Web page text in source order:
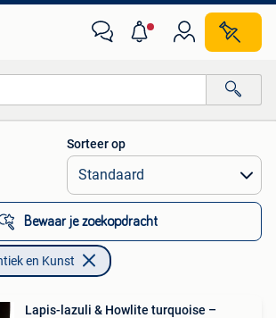
Alle afstanden…
Sorteer op
Bewaar je zoekopdracht
en Kunst
Lapis-lazuli & Howlite turquoise –